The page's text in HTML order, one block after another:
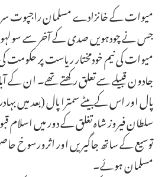
میوات کے خانزادے مسلمان راجپوت
جس نے چودہویں صدی کے آخر سے
میوات کی نیم خودمختار ریاست پر حکومت
جادون قبیلے سے تعلق رکھتے تھے۔ ان کے
پال اور اس کے بیٹے سمترا پال (بعد میں
سلطان فیروز شاہ تغلق کے دور میں اسلام
توسیع کے ساتھ جاگیریں اور اثرورسوخ
مسلمان ہوئے۔